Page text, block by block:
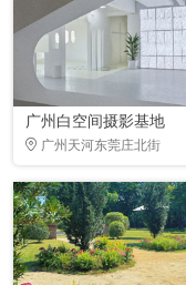
广州白空间摄影基地
广州天河东莞庄北街